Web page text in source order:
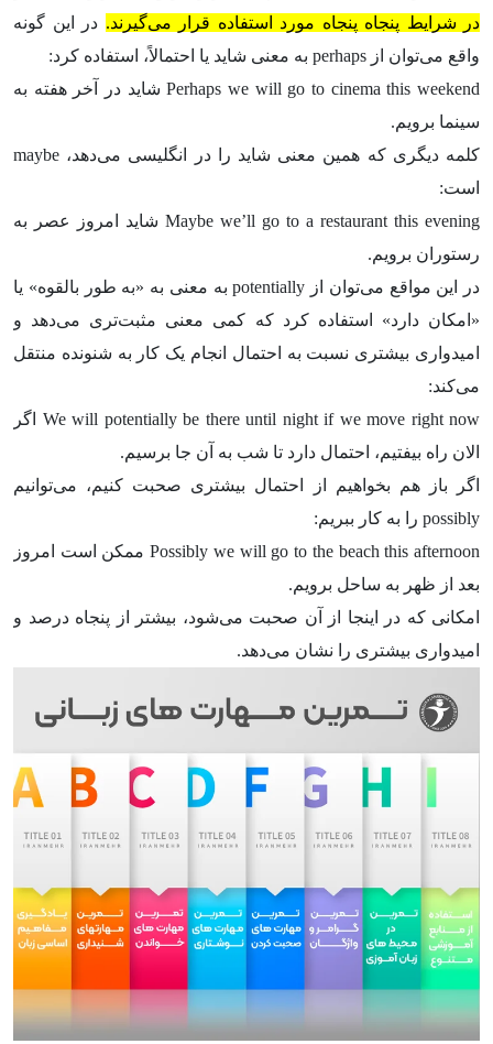
در شرایط پنجاه پنجاه مورد استفاده قرار می‌گیرند. در این گونه
واقع می‌توان از perhaps به معنی شاید یا احتمالاً، استفاده کرد:
Perhaps we will go to cinema this weekend شاید در آخر هفته به
سینما برویم.
کلمه دیگری که همین معنی شاید را در انگلیسی می‌دهد، maybe
است:
Maybe we’ll go to a restaurant this evening شاید امروز عصر به
رستوران برویم.
در این مواقع می‌توان از potentially به معنی به «به طور بالقوه» یا
«امکان دارد» استفاده کرد که کمی معنی مثبت‌تری می‌دهد و
امیدواری بیشتری نسبت به احتمال انجام یک کار به شنونده منتقل
می‌کند:
We will potentially be there until night if we move right now اگر
الان راه بیفتیم، احتمال دارد تا شب به آن جا برسیم.
اگر باز هم بخواهیم از احتمال بیشتری صحبت کنیم، می‌توانیم
possibly را به کار ببریم:
Possibly we will go to the beach this afternoon ممکن است امروز
بعد از ظهر به ساحل برویم.
امکانی که در اینجا از آن صحبت می‌شود، بیشتر از پنجاه درصد و
امیدواری بیشتری را نشان می‌دهد.